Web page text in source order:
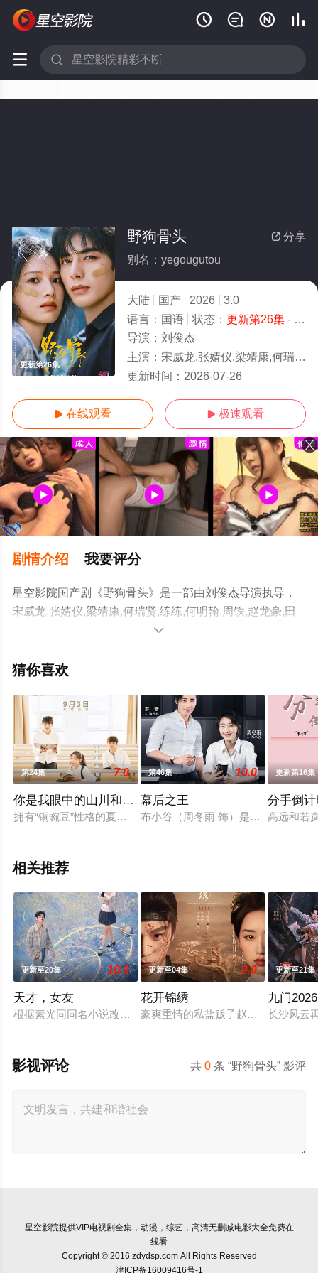
   
 
更新第26集
 分享
野狗骨头
别名：yegougutou
大陆 国产 2026
3.0
语言： 国语 状态： 更新第26集- 免费在线观看
导演： 刘俊杰
主演： 宋威龙,张婧仪,梁靖康,何瑞贤,练练,何明翰,周铁,赵龙豪,田征,苗若芃,杨雪儿,严智超,曲靖,孙亦鸿,汤加文,吴其江,吴弘,凌美仕,
更新时间： 2026-07-26
 在线观看  极速观看
剧情介绍 我要评分
星空影院国产剧《野狗骨头》是一部由刘俊杰导演执导，
宋威龙,张婧仪,梁靖康,何瑞贤,练练,何明翰,周铁,赵龙豪,田
征,苗若芃,杨雪儿,严智超,曲靖,孙亦鸿,汤加文,吴其江,吴弘,
手机免费观看高清未删减完整版电视剧全集就上星空电影
等平台了解。

猜你喜欢
第24集 7.0
你是我眼中的山川和海洋
拥有“铜豌豆”性格的夏蕊宁进入西陵大学文博学院，与拥有丰
第46集 10.0
幕后之王
布小谷（周冬雨 饰）是在传媒学院
更新第16集
分手倒
高远和若
相关推荐
更新至20集 10.0
天才，女友
根据素光同同名小说改编。江逾白长大以后，林知夏忽然对他
更新至04集 2.0
花开锦绣
豪爽重情的私盐贩子赵凌虽出身草莽
更新至21集
九门2026
长沙风云
共0 条 “野狗骨头” 影评
影视评论
星空影院提供VIP电视剧全集，动漫，综艺，高清无删减电影大全免费在
线看
Copyright © 2016 zdydsp.com All Rights Reserved
津ICP备16009416号-1